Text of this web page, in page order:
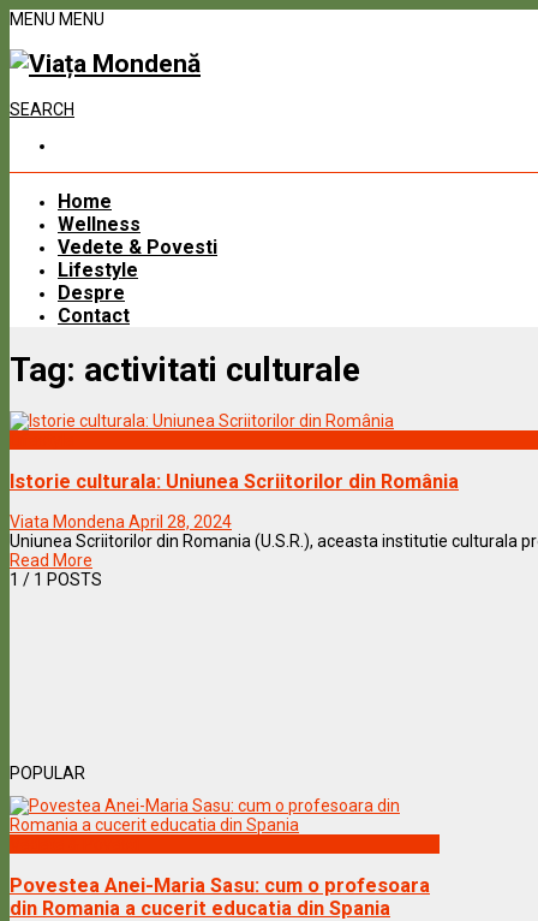
MENU MENU
SEARCH
Home
Wellness
Vedete & Povesti
Lifestyle
Despre
Contact
Tag: activitati culturale
Istorie culturala: Uniunea Scriitorilor din România
Viata Mondena April 28, 2024
Uniunea Scriitorilor din Romania (U.S.R.), aceasta institutie culturala
Read More
1 / 1 POSTS
POPULAR
Povestea Anei-Maria Sasu: cum o profesoara
din Romania a cucerit educatia din Spania